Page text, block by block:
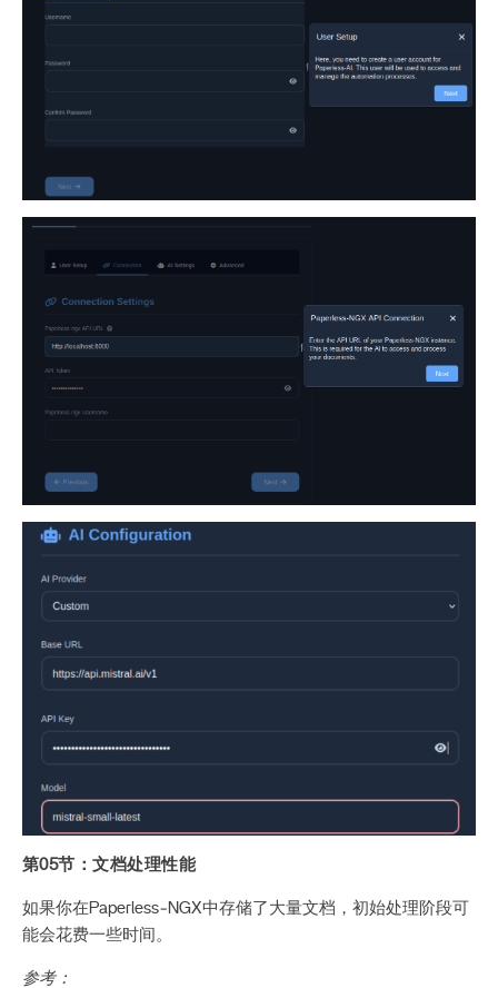
第05节：文档处理性能
如果你在Paperless‑NGX中存储了大量文档，初始处理阶段可
能会花费一些时间。
参考：